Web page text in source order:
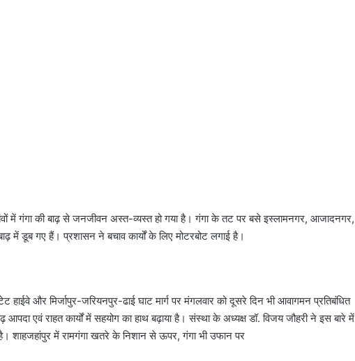
में गंगा की बाढ़ से जनजीवन अस्त-व्यस्त हो गया है। गंगा के तट पर बसे इस्लामनगर, आजादनगर,
में डूब गए हैं। प्रशासन ने बचाव कार्यों के लिए मोटरबोट लगाई है।
और मिर्जापुर-जरियनपुर-ढाई घाट मार्ग पर मंगलवार को दूसरे दिन भी आवागमन प्रतिबंधित
एवं राहत कार्यों में सहयोग का हाथ बढ़ाया है। संस्था के अध्यक्ष डॉ. विजय जौहरी ने इस बारे में
शाहजहांपुर में रामगंगा खतरे के निशान से ऊपर, गंगा भी उफान पर